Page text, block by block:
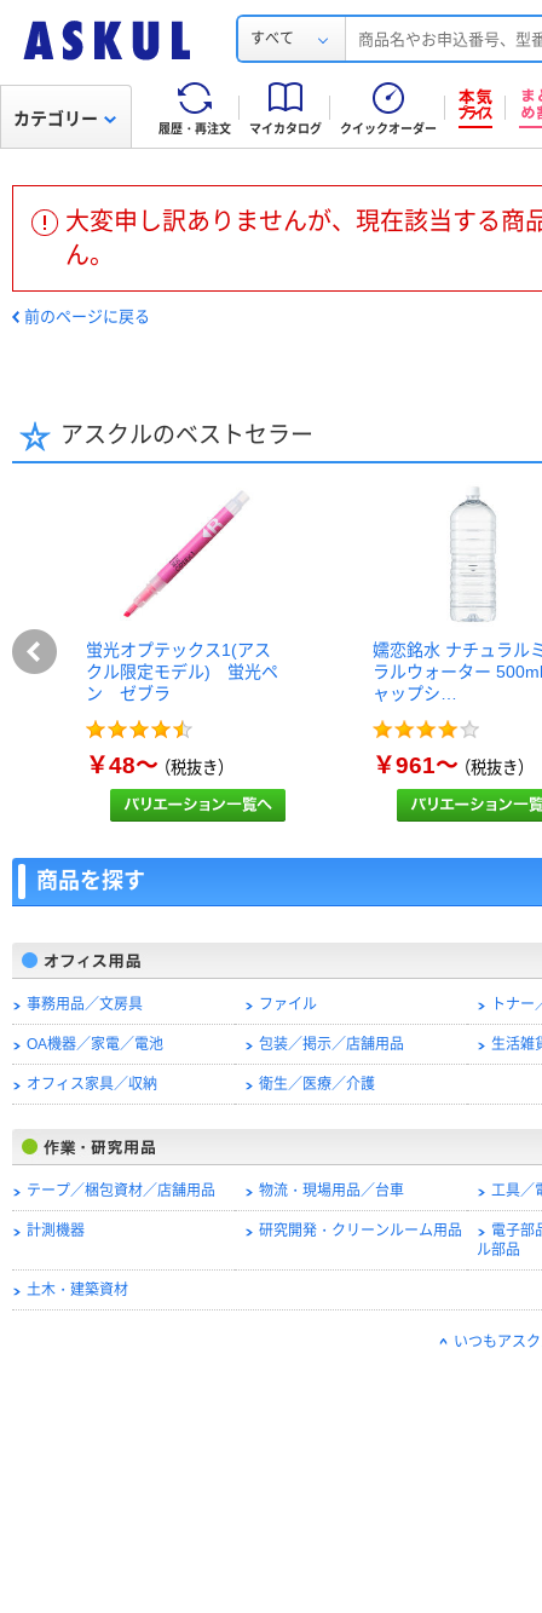
すべて
履歴・再注文 マイカタログ クイックオーダー
カテゴリー
大変申し訳ありませんが、現在該当する商
ん。
前のページに戻る
アスクルのベストセラー
蛍光オプテックス1(アス
クル限定モデル) 蛍光ペ
ン ゼブラ
￥48～（税抜き）
嬬恋銘水 ナチュラル
ラルウォーター
ャップシ…
￥961～（税抜き）
商品を探す
事務用品／文房具 ファイル トナ
OA機器／家電／電池 包装／掲示／店舗用品 生活雑
オフィス家具／収納 衛生／医療／介護
テープ／梱包資材／店舗用品 物流・現場用品／台車 工具／
計測機器 研究開発・クリーンルーム用品
電子部
ル部品
土木・建築資材
いつもアス